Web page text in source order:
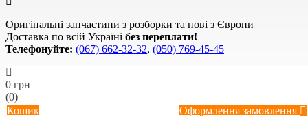
Оригінальні запчастини з розборки та нові з Європи
Доставка по всій Україні без переплати!
Телефонуйте: (067) 662-32-32, (050) 769-45-45
0 грн
(0)
Кошик
Оформлення замовлення